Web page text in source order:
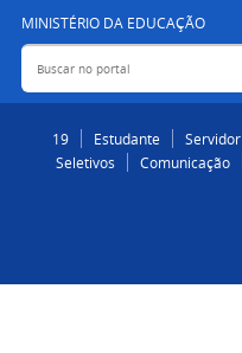
MINISTÉRIO DA EDUCAÇÃO
Buscar no portal
19
Estudante Servidor
Seletivos
Comunicação